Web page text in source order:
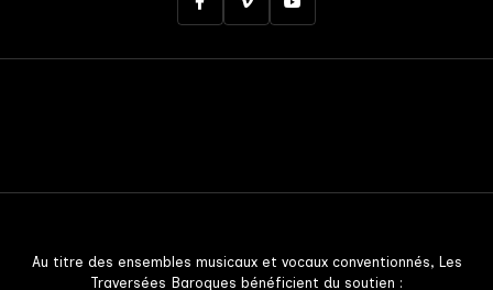
Au titre des ensembles musicaux et vocaux conventionnés, Les
Traversées Baroques bénéficient du soutien :